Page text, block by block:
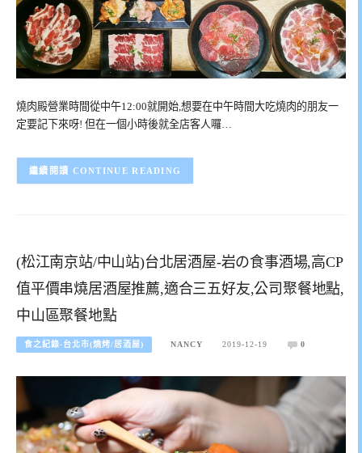
燒肉殿營業時間從中午12:00就開始,想要在中午時間大吃燒肉的朋友一
定要記下來呀! 但在一個小時後就全店客人囉…
CONTINUE READING
(松江南京站/中山站)台北居酒屋-岩の食事酒場,高CP
值平價串燒居酒屋推薦,適合三五好友,公司聚餐地點,
中山區聚餐地點
食之紀錄-台北市(燒烤/居酒屋) NANCY 2019-12-19 0